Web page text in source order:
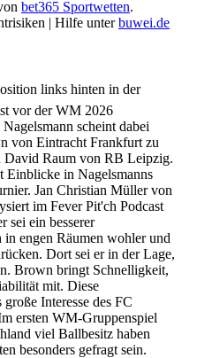
bet365 Sportwetten.
| Hilfe unterbuwei.de
links hinten in der
vor der WM 2026
scheint dabei
von Eintracht Frankfurt zu
David Raum von RB Leipzig.
Einblicke in Nagelsmanns
Jan Christian Müller von
im Fever Pit'ch Podcast
sei ein besserer
engen Räumen wohler und
Dort sei er in der Lage,
Brown bringt Schnelligkeit,
mit. Diese
Interesse des FC
ersten WM-Gruppenspiel
viel Ballbesitz haben
besonders gefragt sein.